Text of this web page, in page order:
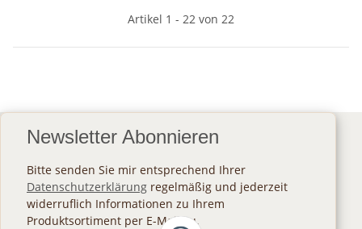
Artikel 1 - 22 von 22
Newsletter Abonnieren
Bitte senden Sie mir entsprechend Ihrer
Datenschutzerklärung regelmäßig und jederzeit
widerruflich Informationen zu Ihrem
Produktsortiment per E-Mail zu.